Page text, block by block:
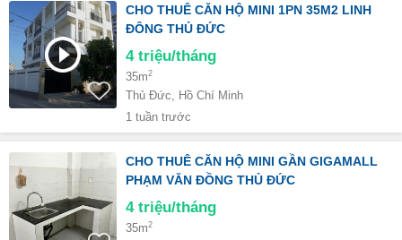
CHO THUÊ CĂN HỘ MINI 1PN 35M2 LINH
ĐÔNG THỦ ĐỨC
4 triệu/tháng
35m2
Thủ Đức, Hồ Chí Minh
1 tuần trước
CHO THUÊ CĂN HỘ MINI GẦN GIGAMALL
PHẠM VĂN ĐỒNG THỦ ĐỨC
4 triệu/tháng
35m2